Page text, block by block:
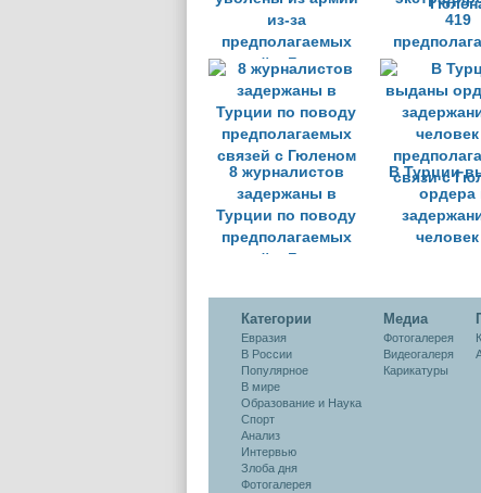
из-за
предполагаемых
связей с Гюленом
419
членов
8 журналистов
задержаны в
Турции по поводу
предполагаемых
связей с Гюленом
В Турции
ордера
человек
Категории
Евразия
В России
Популярное
В мире
Образование и Наука
Спорт
Анализ
Интервью
Злоба дня
Фотогалерея
Медиа
Фотогалерея
Видеогалеря
Карикатуры